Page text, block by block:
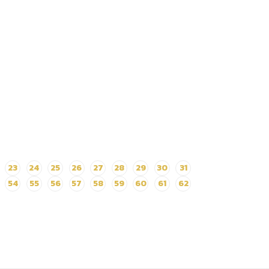
23 24 25 26 27 28 29 30
31
54 55 56 57 58 59 60 61
62